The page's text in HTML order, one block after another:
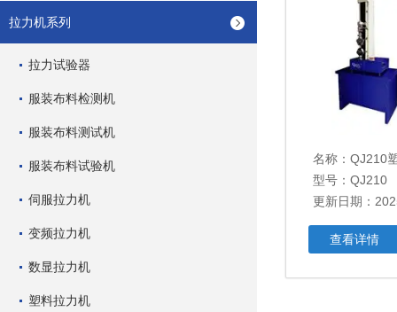
拉力机系列
拉力试验器
服装布料检测机
服装布料测试机
服装布料试验机
伺服拉力机
变频拉力机
数显拉力机
塑料拉力机
名称： QJ210
型号：QJ210
更新日期：
查看详情